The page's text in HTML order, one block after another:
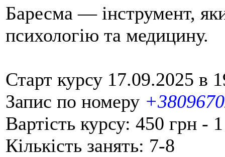
Баресма — інструмент,
психологію та медицину.
Старт курсу 17.09.2025 в
Запис по номеру
Вартість курсу: 450 грн -
Кількість занять: 7-8